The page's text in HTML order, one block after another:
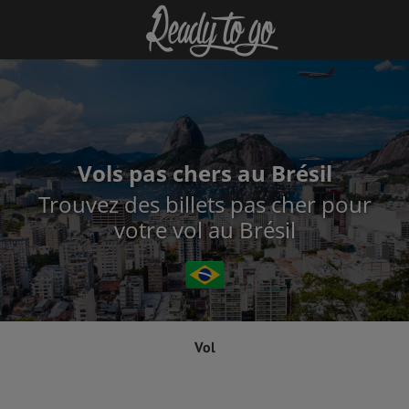
Vols pas chers au Brésil
Trouvez des billets pas cher pour
votre vol au Brésil
Vol